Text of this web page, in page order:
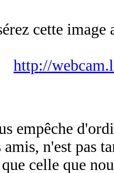
cette
http://
empêche
amis, n'est pas
que celle que